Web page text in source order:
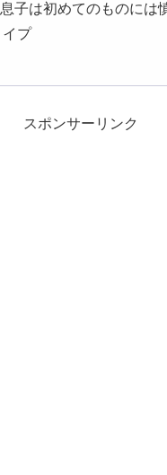
息子は初めてのものには
イプ
スポンサーリンク